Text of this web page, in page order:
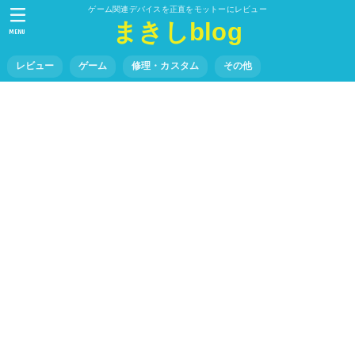
ゲーム関連デバイスを正直をモットーにレビュー
まきしblog
レビュー ゲーム 修理・カスタム その他
MENU